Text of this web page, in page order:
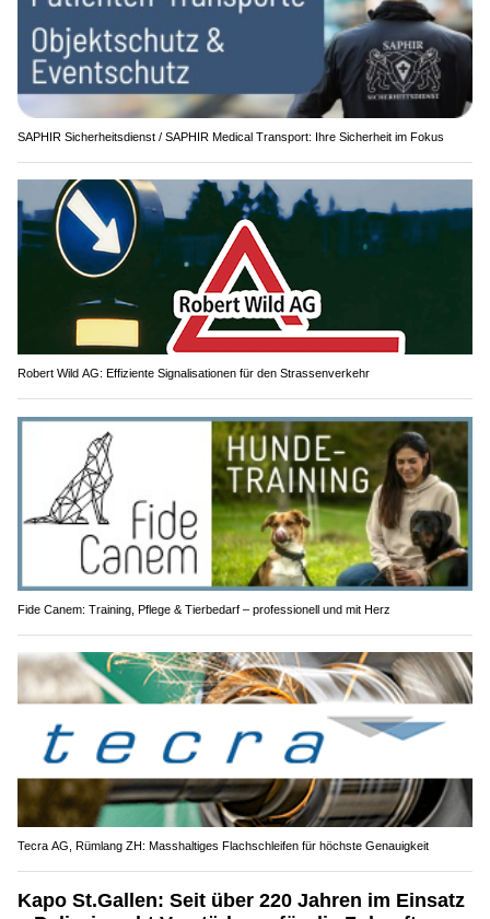
SAPHIR Sicherheitsdienst / SAPHIR Medical Transport: Ihre Sicherheit im Fokus
Robert Wild AG: Effiziente Signalisationen für den Strassenverkehr
Fide Canem: Training, Pflege & Tierbedarf – professionell und mit Herz
Tecra AG, Rümlang ZH: Masshaltiges Flachschleifen für höchste Genauigkeit
Kapo St.Gallen: Seit über 220 Jahren im Einsatz